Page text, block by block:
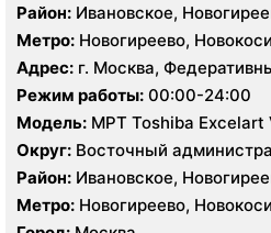
Район: Ивановское,
Метро: Новогиреево,
Адрес: г. Москва,
Режим работы: 00:00-24:00
Модель: МРТ Toshiba Excelart
Toshiba Aquilion 64 среза, УЗИ
Округ: Восточный
Район: Ивановское,
Метро: Новогиреево,